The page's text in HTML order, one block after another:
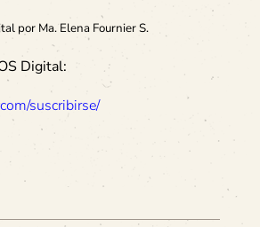
por Ma. Elena Fournier S.
Digital:
suscribirse/